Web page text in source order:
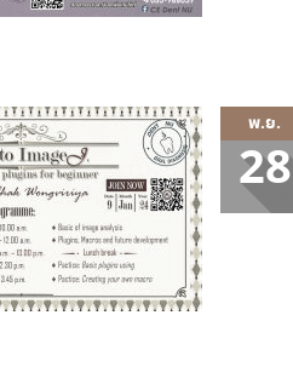
พ.ย.
28